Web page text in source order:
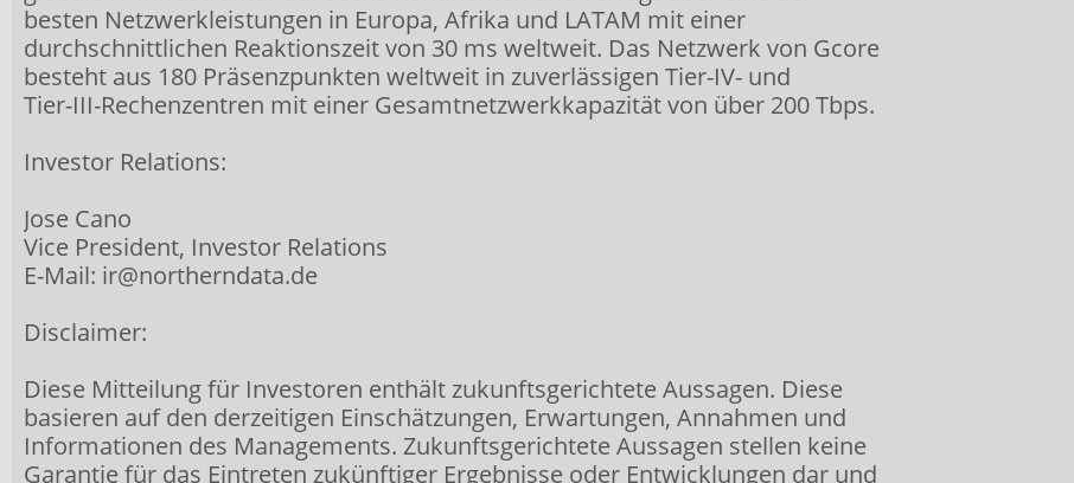
besten Netzwerkleistungen in Europa, Afrika und LATAM mit einer
durchschnittlichen Reaktionszeit von 30 ms weltweit. Das Netzwerk von Gcore
besteht aus 180 Präsenzpunkten weltweit in zuverlässigen Tier-IV- und
Tier-III-Rechenzentren mit einer Gesamtnetzwerkkapazität von über 200 Tbps.
Investor Relations:
Jose Cano
Vice President, Investor Relations
E-Mail: ir@northerndata.de
Disclaimer:
Diese Mitteilung für Investoren enthält zukunftsgerichtete Aussagen. Diese
basieren auf den derzeitigen Einschätzungen, Erwartungen, Annahmen und
Informationen des Managements. Zukunftsgerichtete Aussagen stellen keine
Garantie für das Eintreten zukünftiger Ergebnisse oder Entwicklungen dar und